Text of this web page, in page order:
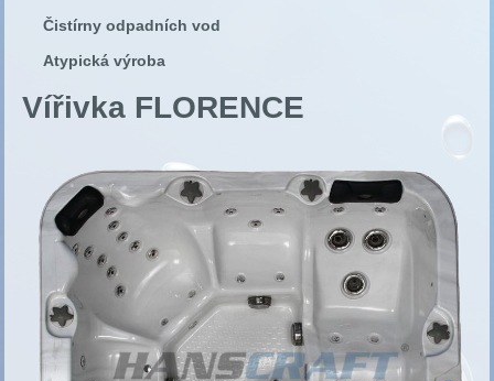
Čistírny odpadních vod
Atypická výroba
Vířivka FLORENCE